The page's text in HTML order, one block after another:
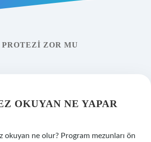
PROTEZI ZOR MU
OKUYAN NE YAPAR
okuyan ne olur? Program mezunları ön